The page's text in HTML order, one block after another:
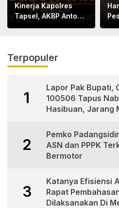
Kinerja Kapolres
Tapsel, AKBP Anton
Terpopuler
1
Lapor Pak Bupati,
100506 Tapus
Hasibuan, Jarang
2
Pemko
ASN dan PPPK
Bermotor
3
Katanya Efisiensi
Rapat
Dilaksanakan Di